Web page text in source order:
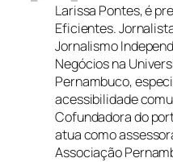
Larissa Pontes, é
Eficientes.
Jornalismo
Negócios na
Pernambuco,
acessibilidade
Cofundadora do
atua como
Associação